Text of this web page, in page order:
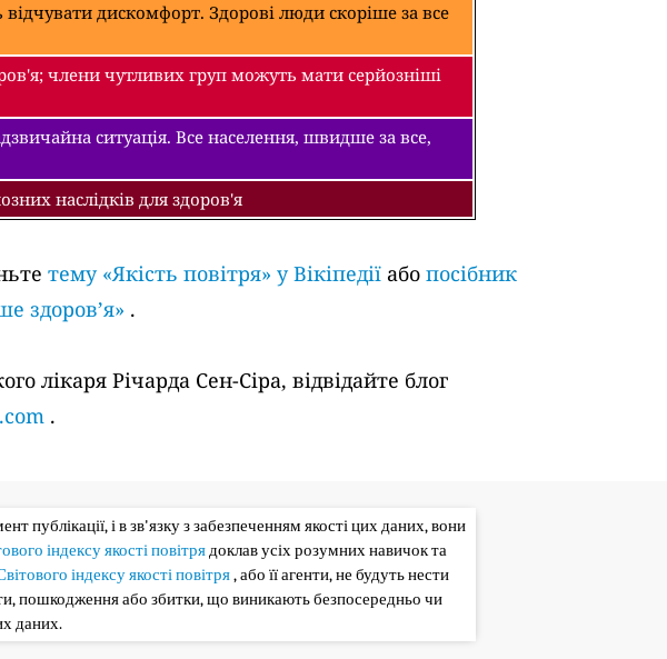
дискомфорт. Здорові люди скоріше за все
члени чутливих груп можуть мати серйозніші
ситуація. Все населення, швидше за все,
наслідків для здоров'я
тему «Якість повітря» у Вікіпедії або посібник
здоров’я» .
лікаря Річарда Сен-Сіра, відвідайте блог
.
публікації, і в зв'язку з забезпеченням якості цих даних, вони
індексу якості повітрядоклав усіх розумних навичок та
індексу якості повітря, або її агенти, не будуть нести
пошкодження або збитки, що виникають безпосередньо чи
даних.